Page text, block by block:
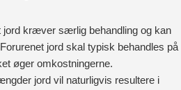
jord kræver særlig behandling og kan
jord skal typisk behandles på
øger omkostningerne.
jord vil naturligvis resultere i